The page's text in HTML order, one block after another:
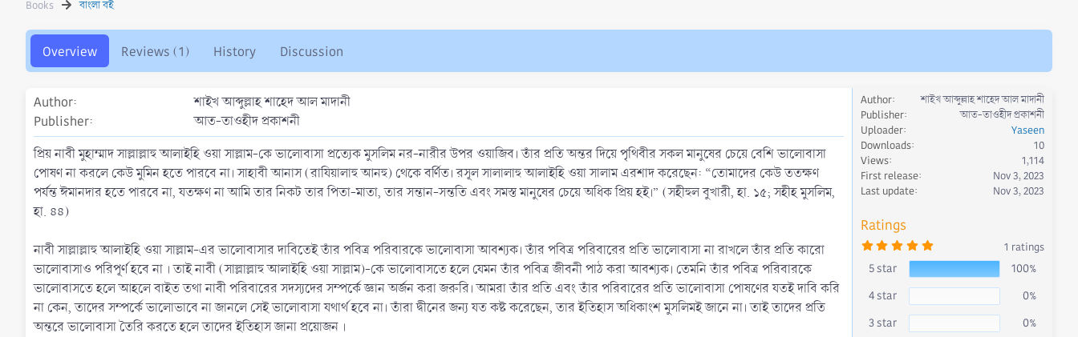
h
o
n
Books বাংলা বই
Overview Reviews (1) History Discussion
Author
শাইখ আব্দুল্লাহ শাহেদ আল মাদানী
Publisher
আত-তাওহীদ প্রকাশনী
প্রিয় নাবী মুহাম্মাদ সাল্লাল্লাহু আলাইহি ওয়া সাল্লাম-কে ভালোবাসা প্রত্যেক মুসলিম নর-নারীর উপর ওয়াজিব। তাঁর প্রতি অন্তর দিয়ে পৃথিবীর সকল মানুষের চেয়ে বেশি ভালোবাসা
পোষণ না করলে কেউ মুমিন হতে পারবে না। সাহাবী আনাস (রাযিয়ালাহু আনহু) থেকে বর্ণিত। রসূল সালালাহু আলাইহি ওয়া সালাম এরশাদ করেছেন: “তোমাদের কেউ ততক্ষণ
পর্যন্ত ঈমানদার হতে পারবে না, যতক্ষণ না আমি তার নিকট তার পিতা-মাতা, তার সন্তান-সন্ততি এবং সমস্ত মানুষের চেয়ে অধিক প্রিয় হই।” (সহীহুল বুখারী, হা. ১৫; সহীহ মুসলিম,
হা. ৪৪)
নাবী সাল্লাল্লাহু আলাইহি ওয়া সাল্লাম-এর ভালোবাসার দাবিতেই তাঁর পবিত্র পরিবারকে ভালোবাসা আবশ্যক। তাঁর পবিত্র পরিবারের প্রতি ভালোবাসা না রাখলে তাঁর প্রতি কারো
ভালোবাসাও পরিপূর্ণ হবে না । তাই নাবী (সাল্লাল্লাহু আলাইহি ওয়া সাল্লাম)-কে ভালোবাসতে হলে যেমন তাঁর পবিত্র জীবনী পাঠ করা আবশ্যক। তেমনি তাঁর পবিত্র পরিবারকে
ভালোবাসতে হলে আহলে বাইত তথা নাবী পরিবারের সদস্যদের সম্পর্কে জ্ঞান অর্জন করা জরুরি। আমরা তাঁর প্রতি এবং তাঁর পরিবারের প্রতি ভালোবাসা পোষণের যতই দাবি করি
না কেন, তাদের সম্পর্কে ভালোভাবে না জানলে সেই ভালোবাসা যথার্থ হবে না। তাঁরা দ্বীনের জন্য যত কষ্ট করেছেন, তার ইতিহাস অধিকাংশ মুসলিমই জানে না। তাই তাদের প্রতি
অন্তরে ভালোবাসা তৈরি করতে হলে তাদের ইতিহাস জানা প্রয়োজন ।
Author
শাইখ আব্দুল্লাহ শাহেদ আল মাদানী
Publisher
আত-তাওহীদ প্রকাশনী
Uploader
Yaseen
Downloads
10
Views
1,114
First release
Nov 3, 2023
Last update
Nov 3, 2023
Ratings
5
0
0
s
a
r
1 ratings
5 star
100%
4 star
0%
3 star
0%